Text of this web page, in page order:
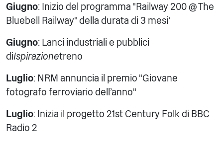
Giugno: Inizio del programma "Railway 200 @ The
Bluebell Railway" della durata di 3 mesi‘
Giugno: Lanci industriali e pubblici
diIspirazionetreno
Luglio: NRM annuncia il premio "Giovane
fotografo ferroviario dell'anno"
Luglio: Inizia il progetto 21st Century Folk di BBC
Radio 2